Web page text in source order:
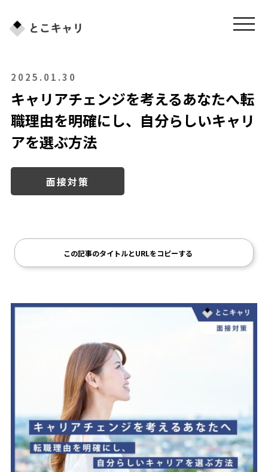
2025.01.30
キャリアチェンジを考えるあなたへ――転
職理由を明確にし、自分らしいキャリ
アを選ぶ方法
面接対策
この記事のタイトルとURLをコピーする